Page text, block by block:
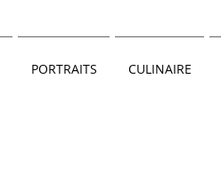
PORTRAITS CULINAIRE